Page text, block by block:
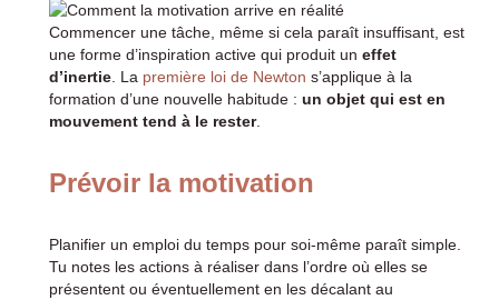
Commencer une tâche, même si cela paraît insuffisant, est
une forme d’inspiration active qui produit un effet
d’inertie. La première loi de Newton s’applique à la
formation d’une nouvelle habitude : un objet qui est en
mouvement tend à le rester.
Prévoir la motivation
Planifier un emploi du temps pour soi-même paraît simple.
Tu notes les actions à réaliser dans l’ordre où elles se
présentent ou éventuellement en les décalant au